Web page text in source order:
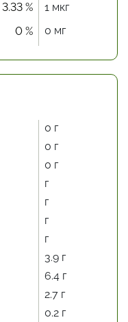
3.33 %
1 мкг
0 % 0 мг
0 г
0 г
0 г
г
г
г
г
3.9 г
6.4 г
2.7 г
0.2 г